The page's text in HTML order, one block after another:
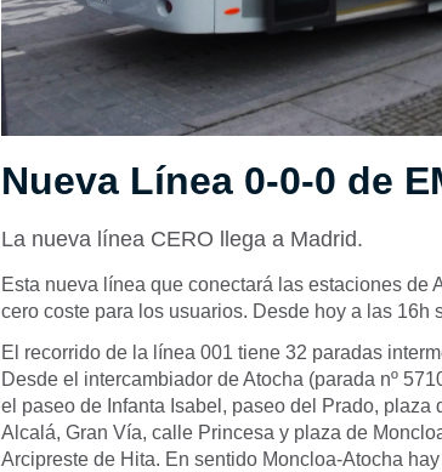
Nueva Línea 0-0-0 de
La nueva línea CERO llega a Madrid.
Esta nueva línea que conectará las estaciones de
cero coste para los usuarios. Desde hoy a las 16h
El recorrido de la línea 001 tiene 32 paradas
Desde el intercambiador de Atocha (parada nº
el paseo de Infanta Isabel, paseo del Prado,
Alcalá, Gran Vía, calle Princesa y plaza de
Arcipreste de Hita. En sentido Moncloa-Atocha